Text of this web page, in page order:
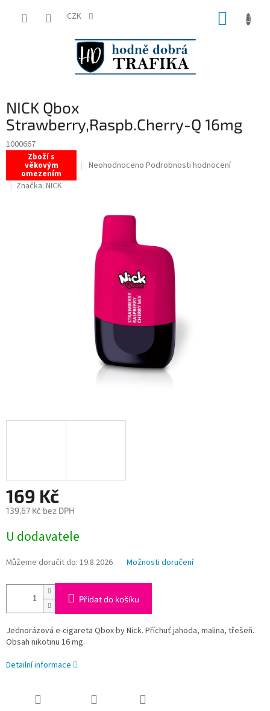
CZK
NICK Qbox
Strawberry,Raspb.Cherry-Q 16mg
1000667
Zboží s
věkovým
omezením
Průměrné
hvězdiček.
Neohodnoceno Podrobnosti hodnocení
Značka: NICK
169 Kč
139,67 Kč bez DPH
cena:
U dodavatele
Můžeme doručit do: 19.8.2026 Možnosti doručení
Přidat do košíku
Jednorázová e-cigareta Qbox by Nick. Příchuť jahoda, malina, třešeň.
Obsah nikotinu 16 mg.
Detailní informace